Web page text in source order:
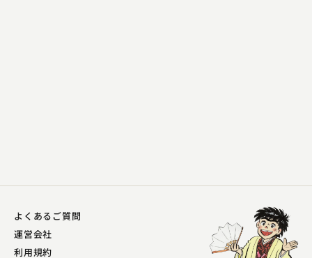
よくあるご質問
運営会社
利用規約